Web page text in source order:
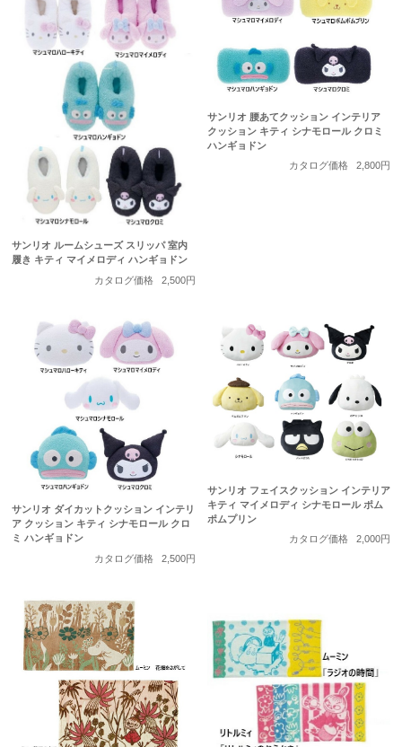
サンリオ ルームシューズ スリッパ 室内
履き キティ マイメロディ ハンギョドン
カタログ価格
2,500円
サンリオ 腰あてクッション インテリア
クッション キティ シナモロール クロミ
ハンギョドン
カタログ価格
2,800円
サンリオ ダイカットクッション インテリ
ア クッション キティ シナモロール クロ
ミ ハンギョドン
カタログ価格
2,500円
サンリオ フェイスクッション インテリア
キティ マイメロディ シナモロール ポム
ポムプリン
カタログ価格
2,000円